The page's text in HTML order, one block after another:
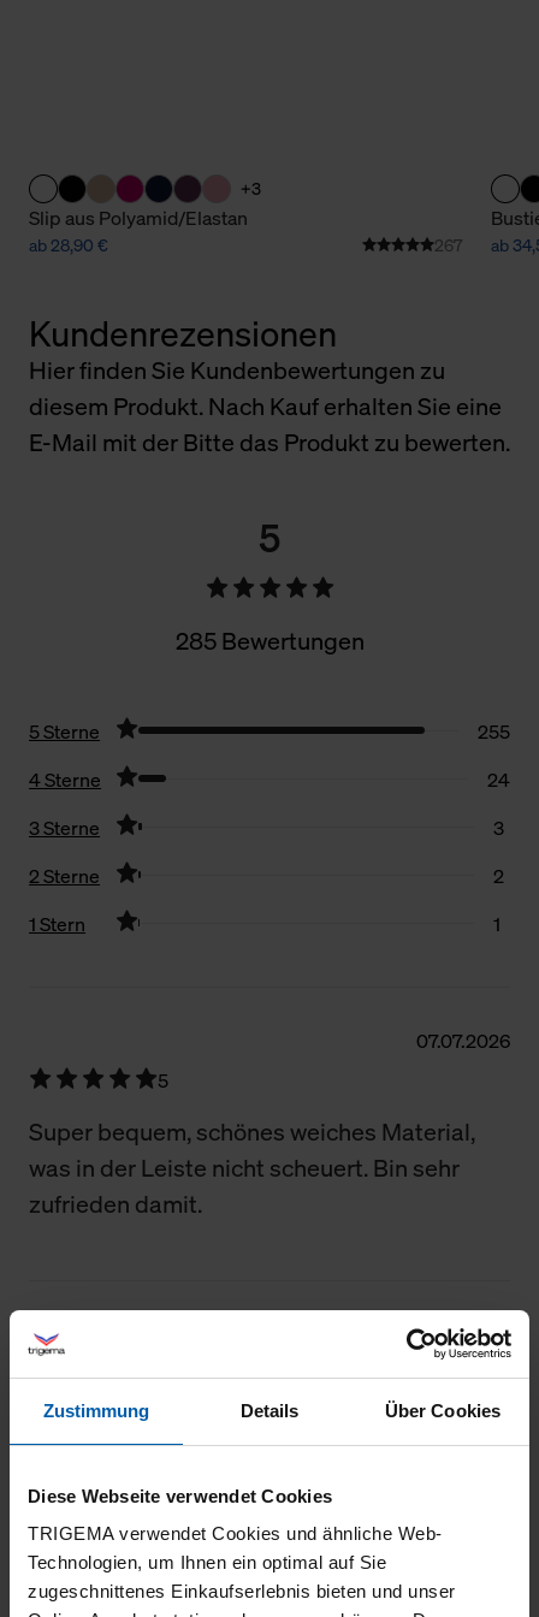
Zustimmung Details Über Cookies
Diese Webseite verwendet Cookies
TRIGEMA verwendet Cookies und ähnliche Web-
Technologien, um Ihnen ein optimal auf Sie
zugeschnittenes Einkaufserlebnis bieten und unser
+3
Slip aus Polyamid/Elastan
ab 28,90 € 267 ab
Kundenrezensionen
Hier finden Sie Kundenbewertungen zu
diesem Produkt. Nach Kauf erhalten Sie eine
E-Mail mit der Bitte das Produkt zu bewerten.
5
285 Bewertungen
5 Sterne
255
4 Sterne
24
3 Sterne
3
2 Sterne
2
1 Stern
1
07.07.2026
5
Super bequem, schönes weiches Material,
was in der Leiste nicht scheuert. Bin sehr
zufrieden damit.
04.07.2026
5
Toller Schnitt, bequemes Material. Top!
5